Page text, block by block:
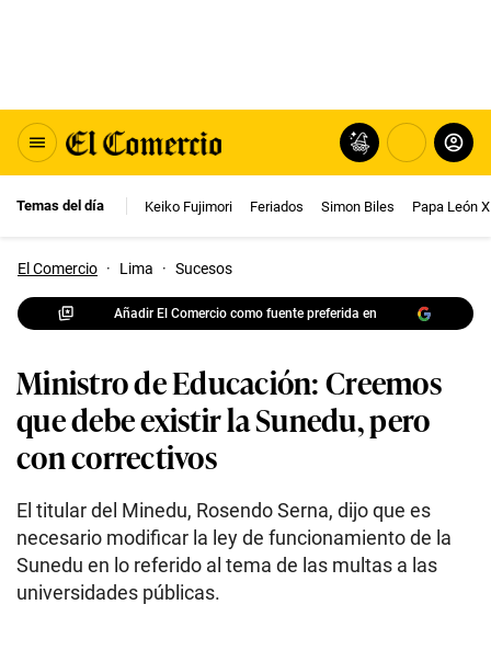
Temas del día Keiko Fujimori Feriados Simon Biles Papa León
El Comercio · Lima · Sucesos
Añadir El Comercio como fuente preferida en
Ministro de Educación: Creemos
que debe existir la Sunedu, pero
con correctivos
El titular del Minedu, Rosendo Serna, dijo que es
necesario modificar la ley de funcionamiento de la
Sunedu en lo referido al tema de las multas a las
universidades públicas.